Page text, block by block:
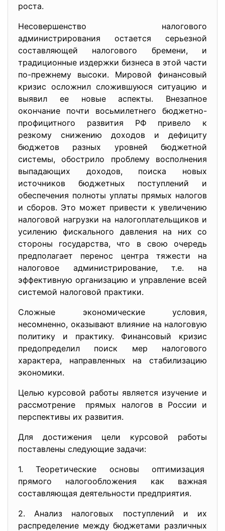
роста.
Несовершенство налогового
администрирования остается серьезной
составляющей налогового бремени, и
традиционные издержки бизнеса в этой части
по-прежнему высоки. Мировой финансовый
кризис осложнил сложившуюся ситуацию и
выявил ее новые аспекты. Внезапное
окончание почти восьмилетнего бюджетно-
профицитного развития РФ привело к
резкому снижению доходов и дефициту
бюджетов разных уровней бюджетной
системы, обострило проблему восполнения
выпадающих доходов, поиска новых
источников бюджетных поступлений и
обеспечения полноты уплаты прямых налогов
и сборов. Это может привести к увеличению
налоговой нагрузки на налогоплательщиков и
усилению фискального давления на них со
стороны государства, что в свою очередь
предполагает перенос центра тяжести на
налоговое администрирование, т.е. на
эффективную организацию и управление всей
системой налоговой практики.
Сложные экономические условия,
несомненно, оказывают влияние на налоговую
политику и практику. Финансовый кризис
предопределил поиск мер налогового
характера, направленных на стабилизацию
экономики.
Целью курсовой работы является изучение и
рассмотрение прямых налогов в России и
перспективы их развития.
Для достижения цели курсовой работы
поставлены следующие задачи:
1. Теоретические основы оптимизация
прямого налогообложения как важная
составляющая деятельности предприятия.
2. Анализ налоговых поступлений и их
распределение между бюджетами различных